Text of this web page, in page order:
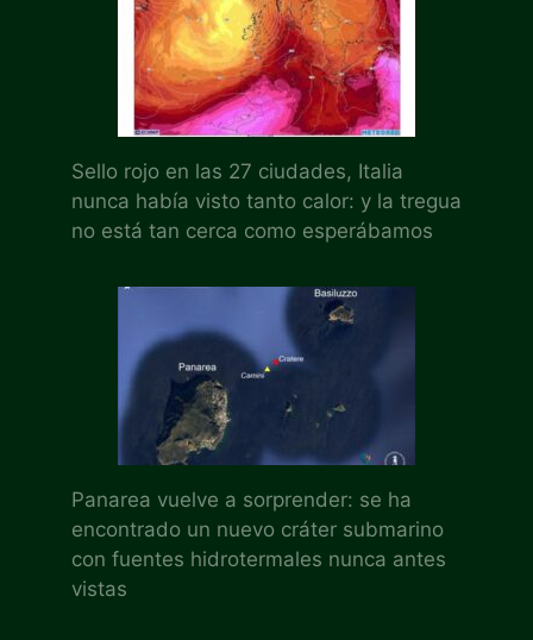
Sello rojo en las 27 ciudades, Italia
nunca había visto tanto calor: y la tregua
no está tan cerca como esperábamos
Panarea vuelve a sorprender: se ha
encontrado un nuevo cráter submarino
con fuentes hidrotermales nunca antes
vistas